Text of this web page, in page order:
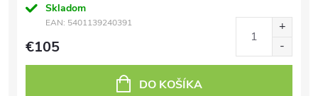
Skladom
EAN: 5401139240391
€105
DO KOŠÍKA